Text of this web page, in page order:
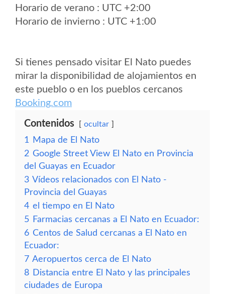
Horario de verano : UTC +2:00
Horario de invierno : UTC +1:00
Si tienes pensado visitar El Nato puedes
mirar la disponibilidad de alojamientos en
este pueblo o en los pueblos cercanos
Booking.com
Contenidos ocultar
1
Mapa de El Nato
2 Google Street View El Nato en Provincia
del Guayas en Ecuador
3 Vídeos relacionados con El Nato -
Provincia del Guayas
4 el tiempo en El Nato
5 Farmacias cercanas a El Nato en Ecuador:
6 Centos de Salud cercanas a El Nato en
Ecuador:
7 Aeropuertos cerca de El Nato
8 Distancia entre El Nato y las principales
ciudades de Europa